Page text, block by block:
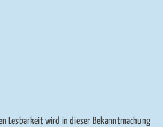
Lesbarkeit wird in dieser Bekanntmachung